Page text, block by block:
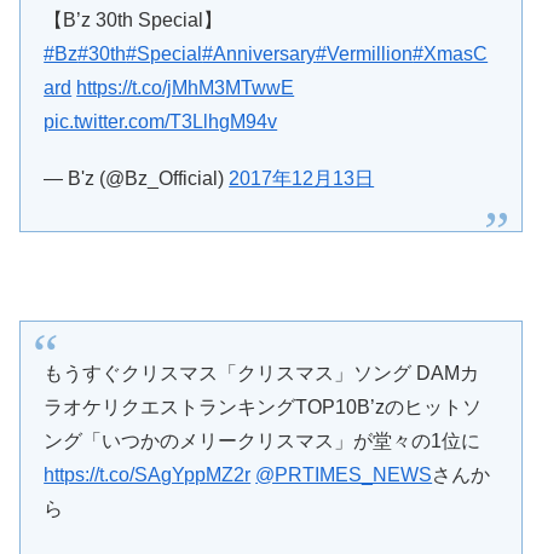
【B’z 30th Special】
#Bz#30th#Special#Anniversary#Vermillion#XmasC
ard https://t.co/jMhM3MTwwE
pic.twitter.com/T3LlhgM94v
— B'z (@Bz_Official) 2017年12月13日
もうすぐクリスマス「クリスマス」ソング DAMカ
ラオケリクエストランキングTOP10B’zのヒットソ
ング「いつかのメリークリスマス」が堂々の1位に
https://t.co/SAgYppMZ2r @PRTIMES_NEWSさんか
ら